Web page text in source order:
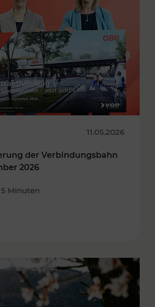
11.05.2026
der Verbindungsbahn
2026
5 Minuten